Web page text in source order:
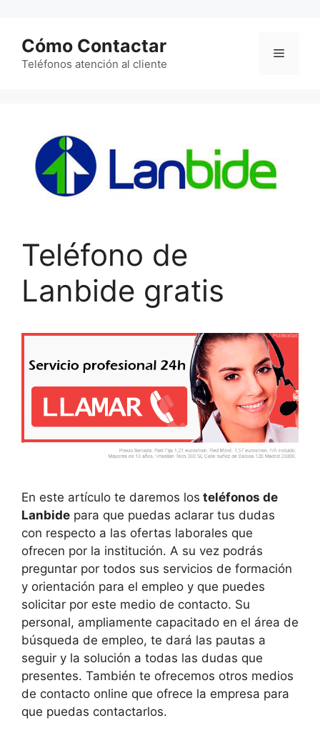
contenido
Cómo Contactar
Teléfonos atención al cliente
Menú
Teléfono de
Lanbide gratis
En este artículo te daremos los teléfonos de
Lanbide para que puedas aclarar tus dudas
con respecto a las ofertas laborales que
ofrecen por la institución. A su vez podrás
preguntar por todos sus servicios de formación
y orientación para el empleo y que puedes
solicitar por este medio de contacto. Su
personal, ampliamente capacitado en el área de
búsqueda de empleo, te dará las pautas a
seguir y la solución a todas las dudas que
presentes. También te ofrecemos otros medios
de contacto online que ofrece la empresa para
que puedas contactarlos.